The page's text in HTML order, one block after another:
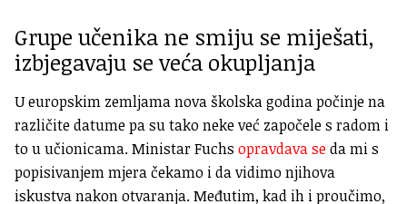
Grupe učenika ne smiju se miješati,
izbjegavaju se veća okupljanja
U europskim zemljama nova školska godina počinje na
različite datume pa su tako neke već započele s radom i
to u učionicama. Ministar Fuchs opravdava seda mi s
popisivanjem mjera čekamo i da vidimo njihova
iskustva nakon otvaranja. Međutim, kad ih i proučimo,